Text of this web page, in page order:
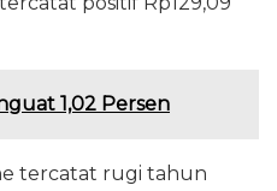
1,02 Persen
tercatat rugi tahun